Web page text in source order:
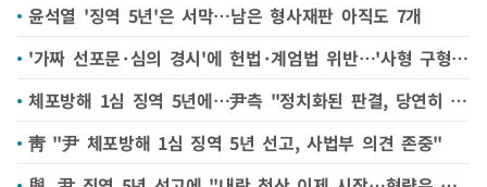
윤석열 '징역 5년'은 서막…남은 형사재판 아직도 7개
'가짜 선포문·심의 경시'에 헌법·계엄법 위반…'사형 구형' 내란죄에 영향
체포방해 1심 징역 5년에…尹측 "정치화된 판결, 당연히 항소"
靑 "尹 체포방해 1심 징역 5년 선고, 사법부 의견 존중"